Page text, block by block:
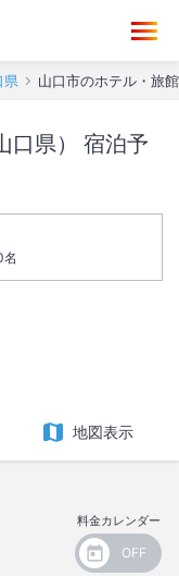
県 山口市のホテル・旅
宿泊予
地図表示
料金カレンダー